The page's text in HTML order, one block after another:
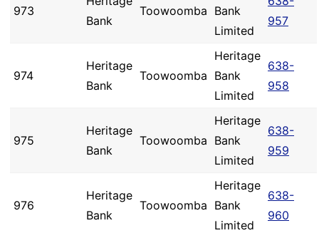
973
Bank
Toowoomba Bank
Limited
957
974
Heritage
Bank
Toowoomba
Heritage
Bank
Limited
638-
958
975
Heritage
Bank
Toowoomba
Heritage
Bank
Limited
638-
959
976
Heritage
Bank
Toowoomba
Heritage
Bank
Limited
638-
960